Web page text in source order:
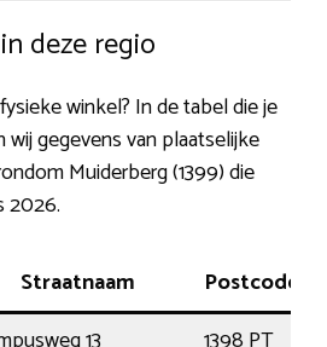
deze regio
winkel? In de tabel die je
gegevens van plaatselijke
Muiderberg (1399) die
2026.
Straatnaam
Postcode